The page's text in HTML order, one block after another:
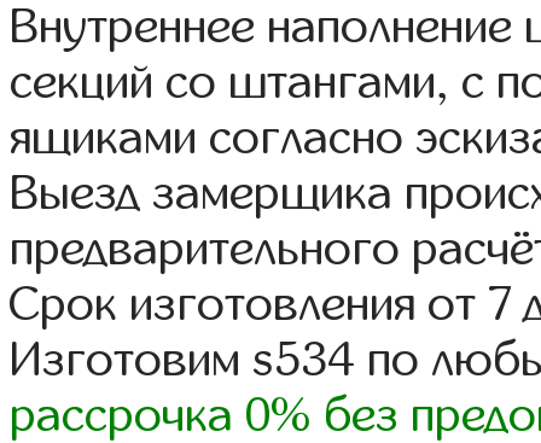
Внутреннее
секций со штангами, с
ящиками согласно
Выезд замерщика
предварительного
Срок изготовления от 7
Изготовим s534 по
рассрочка 0% без